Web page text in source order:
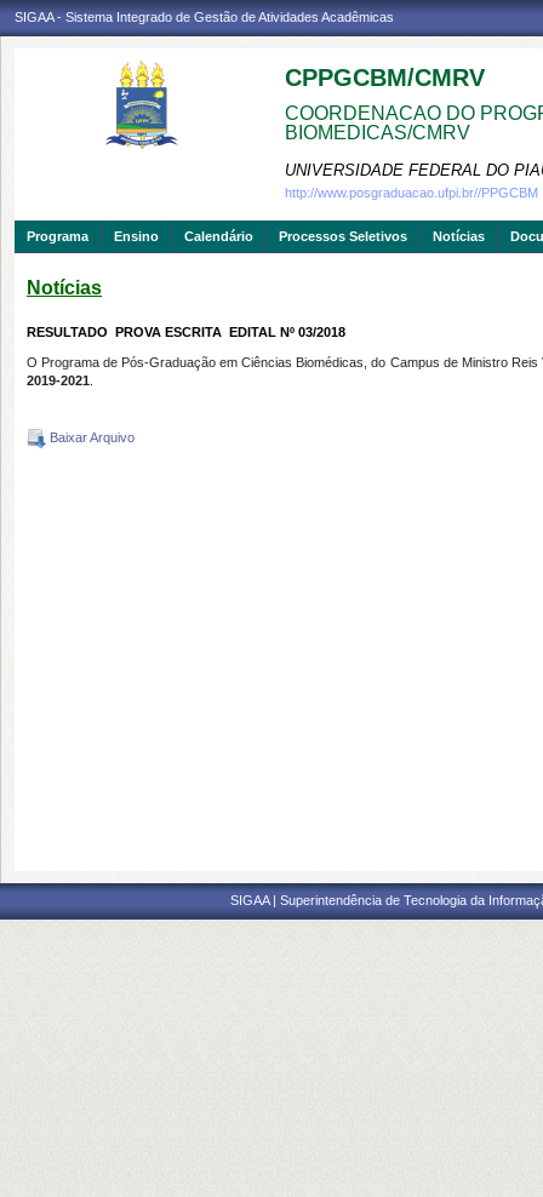
SIGAA - Sistema Integrado de Gestão de Atividades Acadêmicas
CPPGCBM/CMRV
COORDENACAO DO
BIOMEDICAS/CMRV
UNIVERSIDADE FEDERAL DO
http://www.posgraduacao.ufpi.br//PPGCBM
Programa Ensino Calendário Processos Seletivos Notícias
Notícias
RESULTADO  PROVA ESCRITA  EDITAL Nº 03/2018
O Programa de Pós-Graduação em Ciências Biomédicas, do Campus de Ministro
2019-2021
Baixar Arquivo
SIGAA | Superintendência de Tecnologia da